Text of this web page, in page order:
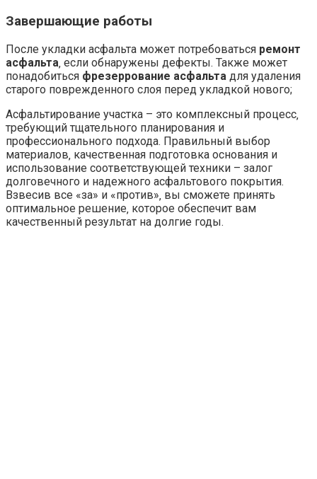
Завершающие работы
После укладки асфальта может потребоваться ремонт
асфальта‚ если обнаружены дефекты. Также может
понадобиться фрезеррование асфальта для удаления
старого поврежденного слоя перед укладкой нового;
Асфальтирование участка – это комплексный процесс‚
требующий тщательного планирования и
профессионального подхода. Правильный выбор
материалов‚ качественная подготовка основания и
использование соответствующей техники – залог
долговечного и надежного асфальтового покрытия.
Взвесив все «за» и «против»‚ вы сможете принять
оптимальное решение‚ которое обеспечит вам
качественный результат на долгие годы.